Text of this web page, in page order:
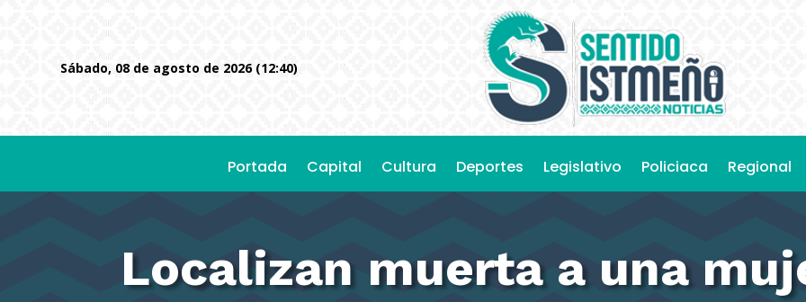
sábado, 08 de agosto de 2026 (12:40)
Portada Capital Cultura Deportes Legislativo Policiaca Regional
Localizan muerta a una